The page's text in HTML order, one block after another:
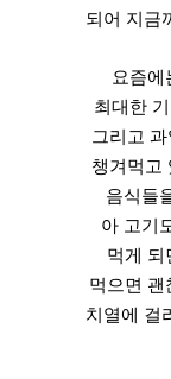
되어 지금
요즘에
최대한
그리고
챙겨먹고
음식들
아 고기
먹게 되
먹으면 괜
치열에 걸